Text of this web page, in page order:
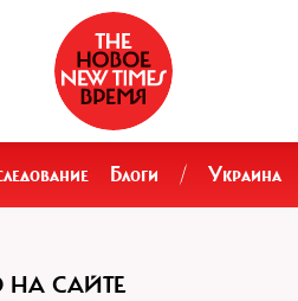
Блоги / Украина
НА САЙТЕ